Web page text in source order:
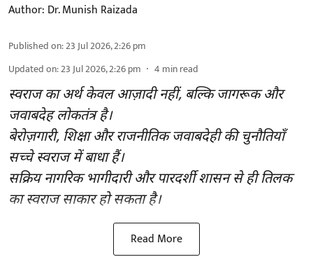
Author: Dr. Munish Raizada
Published on:23 Jul 2026, 2:26 pm
Updated on:23 Jul 2026, 2:26 pm 4 min read
स्वराज का अर्थ केवल आज़ादी नहीं, बल्कि जागरूक और
जवाबदेह लोकतंत्र है।
बेरोज़गारी, शिक्षा और राजनीतिक जवाबदेही की चुनौतियाँ
सच्चे स्वराज में बाधा हैं।
सक्रिय नागरिक भागीदारी और पारदर्शी शासन से ही तिलक
का स्वराज साकार हो सकता है।
Read More